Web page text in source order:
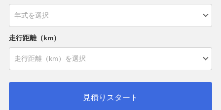
走行距離（km）
見積りスタート